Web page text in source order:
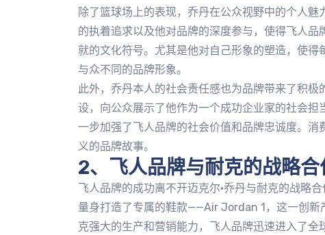
除了篮球场上的表现，乔丹在公众视野中的个人
的执着追求以及他对品牌的深度参与，使得飞人
就的文化符号。尤其是他对自己形象的塑造，使
与众不同的品牌形象。
此外，乔丹本人的社会责任感也为品牌带来了积
设，向公众展示了他作为一个成功企业家的社会
一步加强了飞人品牌的社会价值和品牌忠诚度。
义的品牌故事。
2、飞人品牌与耐克的战略合
飞人品牌的成功离不开迈克尔·乔丹与耐克的战略
量身打造了专属的鞋款——Air Jordan 1，这一创新
克强大的生产和营销能力，飞人品牌迅速进入了